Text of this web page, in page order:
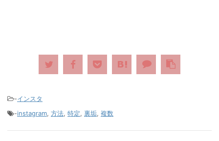
-インスタ
-instagram, 方法, 特定, 裏垢, 複数